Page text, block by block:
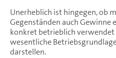
Unerheblich ist hingegen, ob
Gegenständen auch Gewinne
konkret betrieblich verwendet
wesentliche
darstellen.